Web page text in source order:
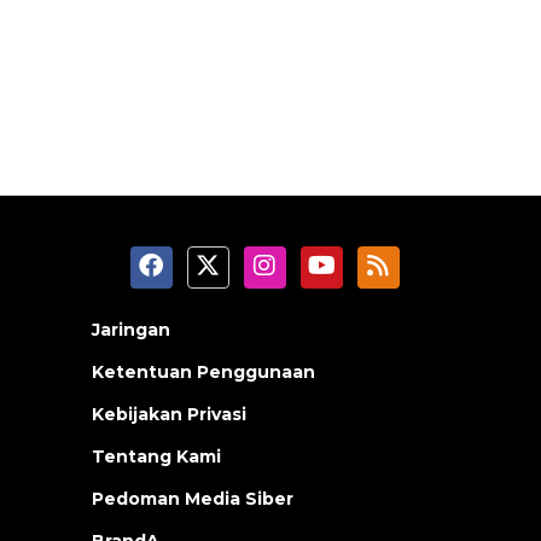
Jaringan
Ketentuan Penggunaan
Kebijakan Privasi
Tentang Kami
Pedoman Media Siber